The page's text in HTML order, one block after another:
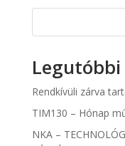
Legutóbbi
Rendkívüli zárva
TIM130 – Hónap
NKA –